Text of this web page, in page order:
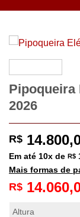
Pipoqueira
2026
R$
Em até 10x de R$
Mais formas de
R$
Altura